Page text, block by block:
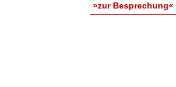
»zur Besprechung«